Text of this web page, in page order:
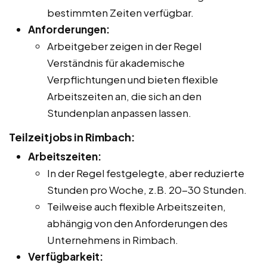
bestimmten Zeiten verfügbar.
Anforderungen:
Arbeitgeber zeigen in der Regel
Verständnis für akademische
Verpflichtungen und bieten flexible
Arbeitszeiten an, die sich an den
Stundenplan anpassen lassen.
Teilzeitjobs in Rimbach:
Arbeitszeiten:
In der Regel festgelegte, aber reduzierte
Stunden pro Woche, z.B. 20-30 Stunden.
Teilweise auch flexible Arbeitszeiten,
abhängig von den Anforderungen des
Unternehmens in Rimbach.
Verfügbarkeit: